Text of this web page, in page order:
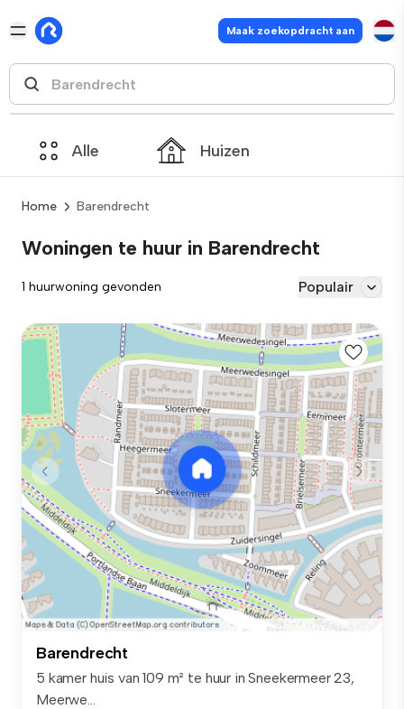
Maak zoekopdracht aan
Alle Huizen
Home Barendrecht
Woningen te huur in Barendrecht
1 huurwoning gevonden Populair
Barendrecht
5 kamer huis van 109 m² te huur in Sneekermeer 23,
Meerwe...